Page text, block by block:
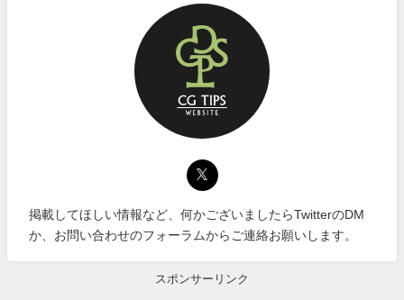
掲載してほしい情報など、何かございましたらTwitterのDM
か、お問い合わせのフォーラムからご連絡お願いします。
スポンサーリンク